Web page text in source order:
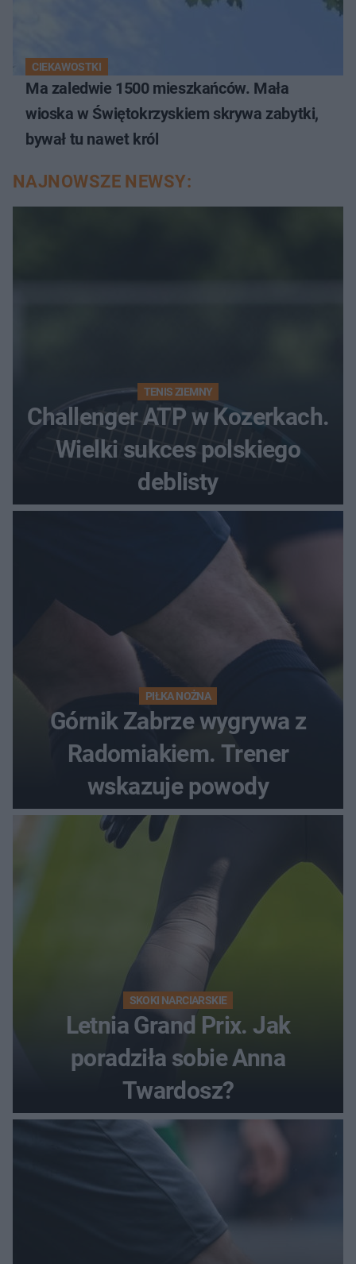
CIEKAWOSTKI
Ma zaledwie 1500 mieszkańców. Mała
wioska w Świętokrzyskiem skrywa zabytki,
bywał tu nawet król
NAJNOWSZE NEWSY:
TENIS ZIEMNY
Challenger ATP w Kozerkach.
Wielki sukces polskiego
deblisty
PIŁKA NOŻNA
Górnik Zabrze wygrywa z
Radomiakiem. Trener
wskazuje powody
SKOKI NARCIARSKIE
Letnia Grand Prix. Jak
poradziła sobie Anna
Twardosz?